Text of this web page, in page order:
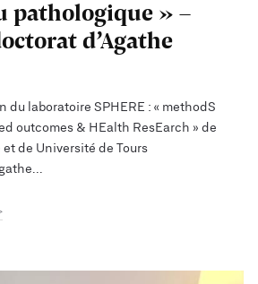
pathologique » –
d’Agathe
du laboratoire SPHERE : « methodS
outcomes & HEalth ResEarch » de
de Université de Tours